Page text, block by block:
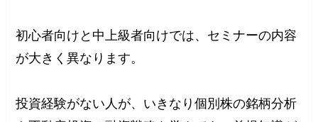
初心者向けと中上級者向けでは、セミナーの内容
が大きく異なります。
投資経験がない人が、いきなり個別株の銘柄分析